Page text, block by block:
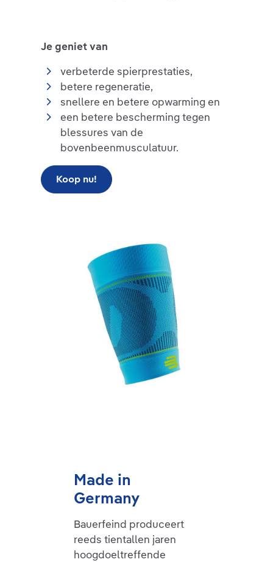
Je geniet van
verbeterde spierprestaties,
betere regeneratie,
snellere en betere opwarming en
een betere bescherming tegen
blessures van de
bovenbeenmusculatuur.
Koop nu!
Made in
Germany
Bauerfeind produceert
reeds tientallen jaren
hoogdoeltreffende